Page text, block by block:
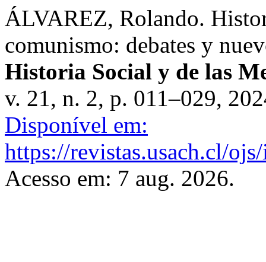
ÁLVAREZ, Rolando.
comunismo: debates y
Historia Social y de las
v. 21, n. 2, p. 011–029,
Disponível em:
https://revistas.usach.cl/
Acesso em: 7 aug. 2026.